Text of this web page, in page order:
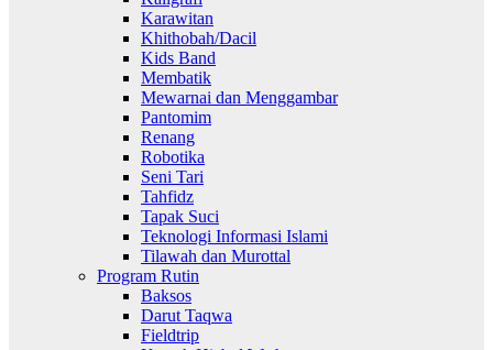
Karawitan
Khithobah/Dacil
Kids Band
Membatik
Mewarnai dan Menggambar
Pantomim
Renang
Robotika
Seni Tari
Tahfidz
Tapak Suci
Teknologi Informasi Islami
Tilawah dan Murottal
Program Rutin
Baksos
Darut Taqwa
Fieldtrip